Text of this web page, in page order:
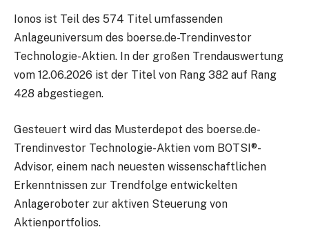
Ionos ist Teil des 574 Titel umfassenden
Anlageuniversum des boerse.de-Trendinvestor
Technologie-Aktien. In der großen Trendauswertung
vom 12.06.2026 ist der Titel von Rang 382 auf Rang
428 abgestiegen.
Gesteuert wird das Musterdepot des boerse.de-
Trendinvestor Technologie-Aktien vom BOTSI®-
Advisor, einem nach neuesten wissenschaftlichen
Erkenntnissen zur Trendfolge entwickelten
Anlageroboter zur aktiven Steuerung von
Aktienportfolios.